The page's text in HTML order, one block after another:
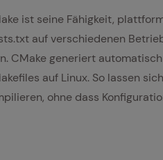
ist seine Fähigkeit,
auf verschiedenen
CMake generiert
auf Linux. So lassen
ohne dass